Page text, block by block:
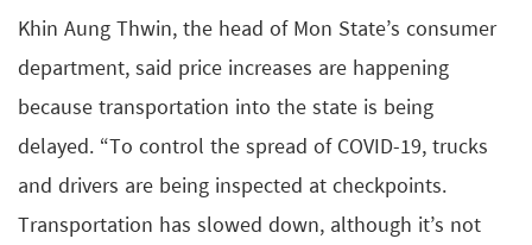
Khin Aung Thwin, the head of Mon State’s consumer
department, said price increases are happening
because transportation into the state is being
delayed. “To control the spread of COVID-19, trucks
and drivers are being inspected at checkpoints.
Transportation has slowed down, although it’s not